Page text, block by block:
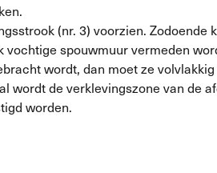
(nr. 3) voorzien.
spouwmuur vermeden
wordt, dan moet ze
de verklevingszone van de
worden.